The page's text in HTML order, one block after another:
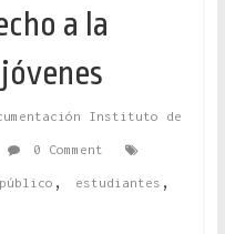
a la
Instituto de
0 Comment
, estudiantes ,